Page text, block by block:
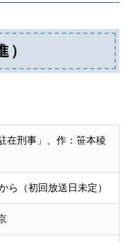
在刑事」、作：笹本稜
ら（初回放送日未定）